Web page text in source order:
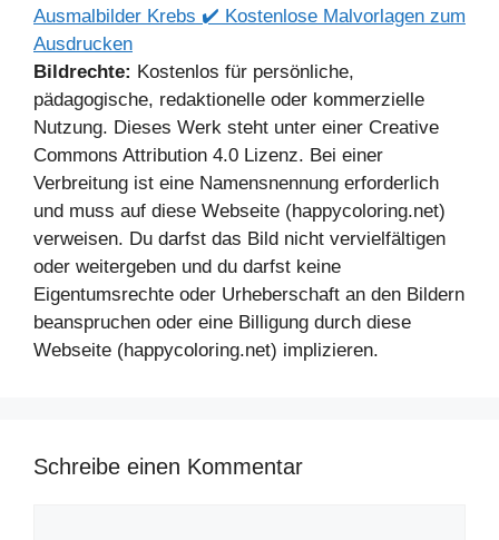
Ausmalbilder Krebs ✔️ Kostenlose Malvorlagen zum
Ausdrucken
Bildrechte: Kostenlos für persönliche,
pädagogische, redaktionelle oder kommerzielle
Nutzung. Dieses Werk steht unter einer Creative
Commons Attribution 4.0 Lizenz. Bei einer
Verbreitung ist eine Namensnennung erforderlich
und muss auf diese Webseite (happycoloring.net)
verweisen. Du darfst das Bild nicht vervielfältigen
oder weitergeben und du darfst keine
Eigentumsrechte oder Urheberschaft an den Bildern
beanspruchen oder eine Billigung durch diese
Webseite (happycoloring.net) implizieren.
Schreibe einen Kommentar